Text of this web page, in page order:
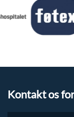
Kontakt os